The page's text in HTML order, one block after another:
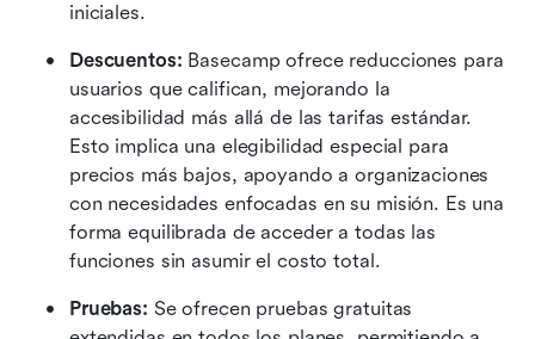
iniciales.
Descuentos: Basecamp ofrece reducciones para
usuarios que califican, mejorando la
accesibilidad más allá de las tarifas estándar.
Esto implica una elegibilidad especial para
precios más bajos, apoyando a organizaciones
con necesidades enfocadas en su misión. Es una
forma equilibrada de acceder a todas las
funciones sin asumir el costo total.
Pruebas: Se ofrecen pruebas gratuitas